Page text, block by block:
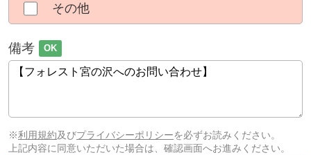
その他
備考 OK
※利用規約及びプライバシーポリシーを必ずお読みください。
上記内容に同意いただいた場合は、確認画面へお進みください。